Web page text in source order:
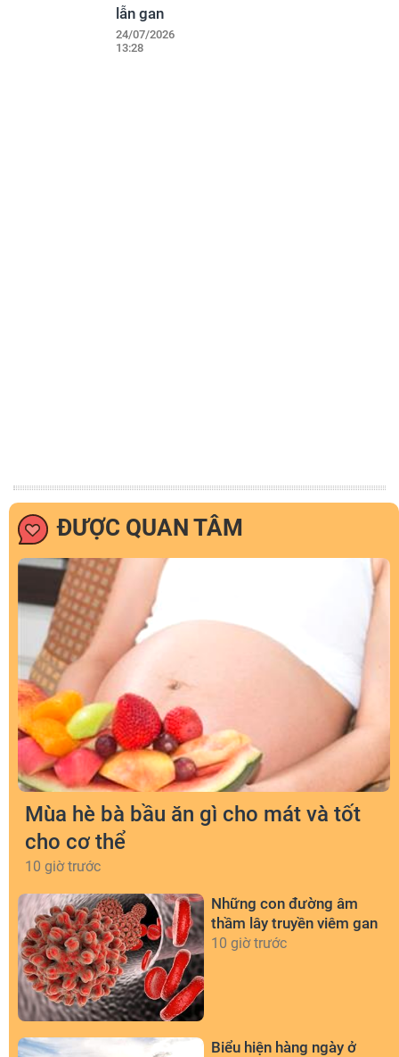
lẫn gan
24/07/2026
13:28
ĐƯỢC QUAN TÂM
Mùa hè bà bầu ăn gì cho mát và tốt
cho cơ thể
10 giờ trước
Những con đường âm
thầm lây truyền viêm gan
10 giờ trước
Biểu hiện hàng ngày ở